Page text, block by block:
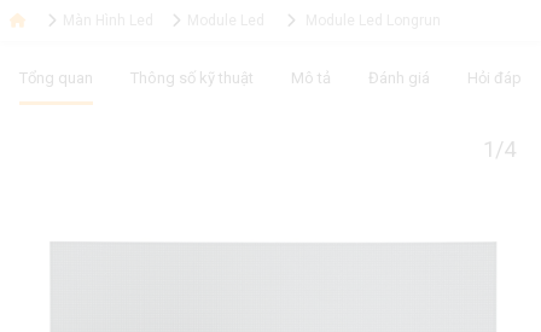
Tổng quan Thông số kỹ thuật Mô tả Đánh giá Hỏi đáp
1/4